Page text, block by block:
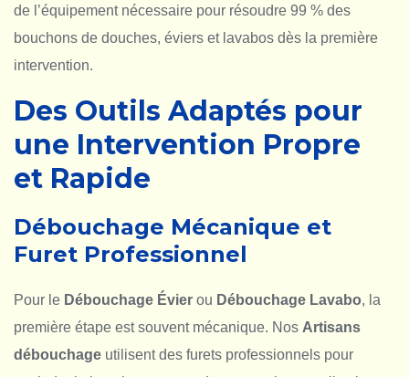
de l’équipement nécessaire pour résoudre 99 % des
bouchons de douches, éviers et lavabos dès la première
intervention.
Des Outils Adaptés pour
une Intervention Propre
et Rapide
Débouchage Mécanique et
Furet Professionnel
Pour le Débouchage Évier ou Débouchage Lavabo, la
première étape est souvent mécanique. Nos Artisans
débouchage utilisent des furets professionnels pour